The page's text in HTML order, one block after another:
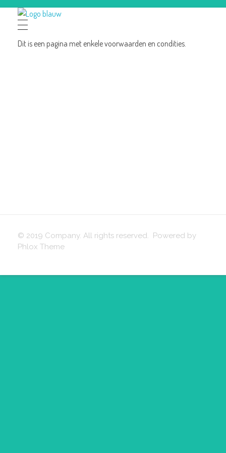
Lezingen Schijndel
Informeren, inspireren & verbinden.
Dit is een pagina met enkele voorwaarden en condities.
© 2019 Company. All rights reserved. Powered by
Phlox Theme